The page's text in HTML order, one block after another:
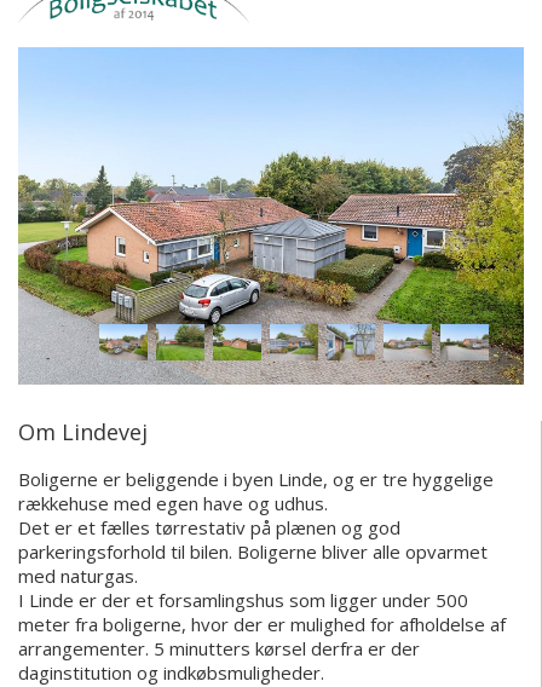
Om Lindevej
Boligerne er beliggende i byen Linde, og er tre hyggelige
rækkehuse med egen have og udhus.
Det er et fælles tørrestativ på plænen og god
parkeringsforhold til bilen. Boligerne bliver alle opvarmet
med naturgas.
I Linde er der et forsamlingshus som ligger under 500
meter fra boligerne, hvor der er mulighed for afholdelse af
arrangementer. 5 minutters kørsel derfra er der
daginstitution og indkøbsmuligheder.